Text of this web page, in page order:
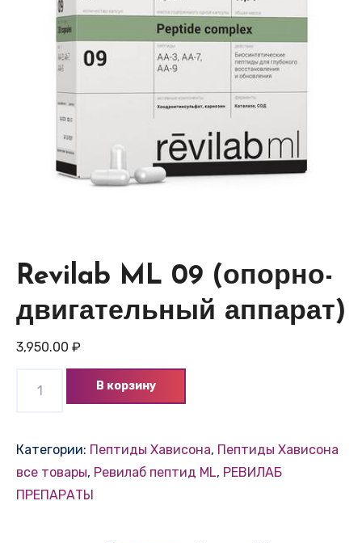
Revilab ML 09 (опорно-
двигательный аппарат)
3,950.00 ₽
ML
09
(опорно-
В корзину
Категории: Пептиды Хависона, Пептиды Хависона
все товары, Ревилаб пептид ML, РЕВИЛАБ
ПРЕПАРАТЫ